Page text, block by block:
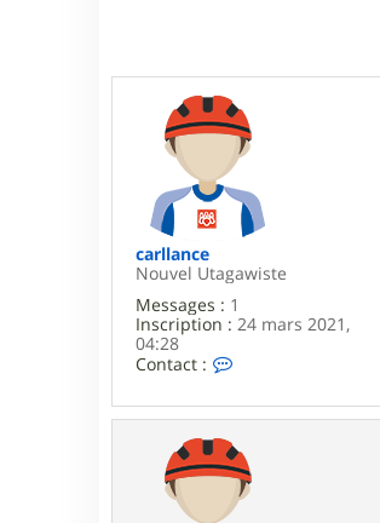
carllance
Nouvel Utagawiste
Messages : 1
Inscription : 24 mars 2021,
04:28
Contact :
n
t
c
t
e